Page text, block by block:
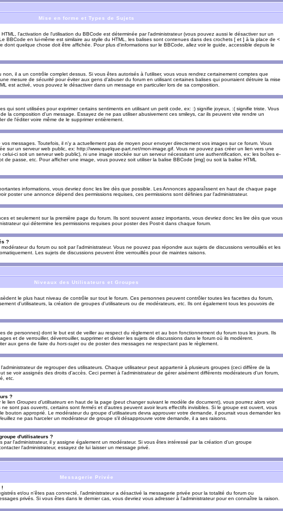
Mise en forme et Types de Sujets
l'activation de l'utilisation du BBCode est déterminée par l'administrateur (vous pouvez aussi le désactiver sur un
BBCode en lui-même est similaire au styile du HTML, les balises sont contenues dans des crochets [ et ] à la place de <
dont quelque chose doit être affichée. Pour plus d'informations sur le BBCode, allez voir le guide, accessible depuis le
il a un contrôle complet dessus. Si vous êtes autorisés à l'utiliser, vous vous rendrez certainement comptes que
mesure de sécurité pour éviter aux gens d'abuser du forum en utilisant certaines balises qui pourraient détruire la mise
est activé, vous pouvez le désactiver dans un message en particulier lors de sa composition.
qui sont utilisées pour exprimer certains sentiments en utilisant un petit code, ex: :) signifie joyeux, :( signifie triste. Vous
la composition d'un message. Essayez de ne pas utiliser abusivement ces smileys, car ils peuvent vite rendre un
de l'éditer voire même de le supprimer entièrement.
messages. Toutefois, il n'y a actuellement pas de moyen pour envoyer directement vos images sur ce forum. Vous
sur un serveur web public, ex: http://www.quelque-part.net/mon-image.gif. Vous ne pouvez pas créer un lien vers une
ci soit un serveur web public), ni une image stockée sur un serveur nécessitant une authentification, ex: les boîtes e-
de passe, etc. Pour afficher une image, vous pouvez soit utiliser la balise BBCode [img] ou soit la balise HTML
informations, vous devriez donc les lire dès que possible. Les Annonces apparaîssent en haut de chaque page
poster une annonce dépend des permissions requises, ces permissions sont définies par l'administrateur.
et seulement sur la première page du forum. Ils sont souvent assez importants, vous devriez donc les lire dès que vous
qui détermine les permissions requises pour poster des Post-it dans chaque forum.
?
du forum ou soit par l'administrateur. Vous ne pouvez pas répondre aux sujets de discussions verrouillés et les
Les sujets de discussions peuvent être verrouillés pour de maintes raisons.
Niveaux des Utilisateurs et Groupes
le plus haut niveau de contrôle sur tout le forum. Ces personnes peuvent contrôler toutes les facettes du forum,
d'utilisateurs, la création de groupes d'utilisateurs ou de modérateurs, etc. Ils ont également tous les pouvoirs de
de personnes) dont le but est de veiller au respect du règlement et au bon fonctionnement du forum tous les jours. Ils
et de verrouiller, déverrouiller, supprimer et diviser les sujets de discussions dans le forum où ils modèrent.
aux gens de faire du hors-sujet ou de poster des messages ne respectant pas le règlement.
de regrouper des utilisateurs. Chaque utilisateur peut appartenir à plusieurs groupes (ceci diffère de la
se voir assignés des droits d'accès. Ceci permet à l'administrateur de gérer aisément différents modérateurs d'un forum,
etc.
?
le lien Groupes d'utilisateurs en haut de la page (peut changer suivant le modèle de document), vous pourrez alors voir
ne sont pas ouverts , certains sont fermés et d'autres peuvent avoir leurs effectifs invisibles. Si le groupe est ouvert, vous
bouton approprié. Le modérateur du groupe d'utilisateurs devra approuver votre demande, il pourrait vous demander les
ne pas harceler un modérateur de groupe s'il désapprouvre votre demande, il a ses raisons.
d'utilisateurs ?
par l'administrateur, il y assigne également un modérateur. Si vous êtes intéressé par la création d'un groupe
l'administrateur, essayez de lui laisser un message privé.
Messagerie Privée
!
et/ou n'êtes pas connecté, l'administrateur a désactivé la messagerie privée pour la totalité du forum ou
privés. Si vous êtes dans le dernier cas, vous devriez vous adresser à l'administrateur pour en connaître la raison.